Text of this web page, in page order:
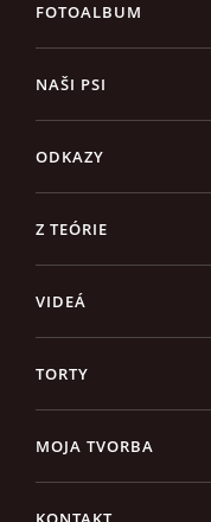
FOTOALBUM
NAŠI PSI
ODKAZY
Z TEÓRIE
VIDEÁ
TORTY
MOJA TVORBA